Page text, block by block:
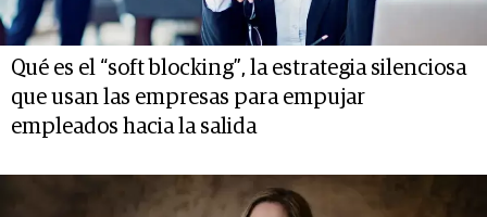
Qué es el “soft blocking”, la estrategia silenciosa
que usan las empresas para empujar
empleados hacia la salida